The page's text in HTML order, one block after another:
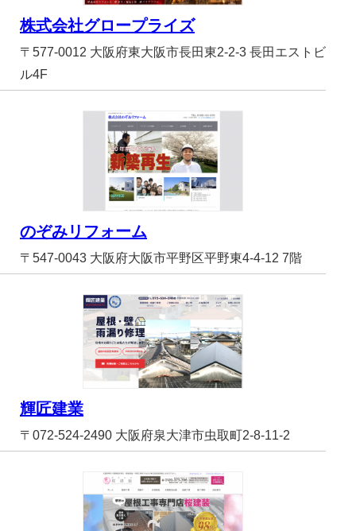
株式会社グロープライズ
〒577-0012 大阪府東大阪市長田東2-2-3 長田エストビ
ル4F
のぞみリフォーム
〒547-0043 大阪府大阪市平野区平野東4-4-12 7階
輝匠建業
〒072-524-2490 大阪府泉大津市虫取町2-8-11-2